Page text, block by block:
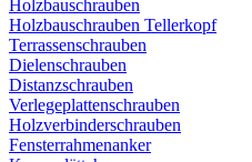
Holzbauschrauben
Holzbauschrauben Tellerkopf
Terrassenschrauben
Dielenschrauben
Distanzschrauben
Verlegeplattenschrauben
Holzverbinderschrauben
Fensterrahmenanker